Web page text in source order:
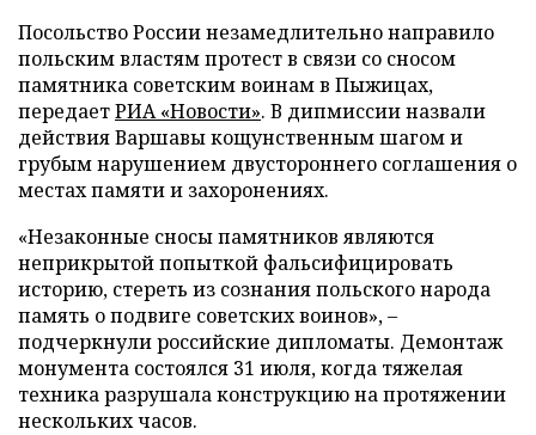
Посольство России незамедлительно направило
польским властям протест в связи со сносом
памятника советским воинам в Пыжицах,
передаетРИА «Новости». В дипмиссии назвали
действия Варшавы кощунственным шагом и
грубым нарушением двустороннего соглашения о
местах памяти и захоронениях.
«Незаконные сносы памятников являются
неприкрытой попыткой фальсифицировать
историю, стереть из сознания польского народа
память о подвиге советских воинов», –
подчеркнули российские дипломаты. Демонтаж
монумента состоялся 31 июля, когда тяжелая
техника разрушала конструкцию на протяжении
нескольких часов.